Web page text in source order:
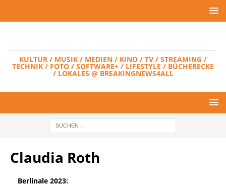
KULTUR / MUSIK / MEDIEN / KINO / TV / STREAMING /
TECHNIK / FOTO / SOFTWARE+ / LIFESTYLE / BÜCHERECKE
/ LOKALES @ BREAKINGNEWS4ALL
Claudia Roth
Berlinale 2023: